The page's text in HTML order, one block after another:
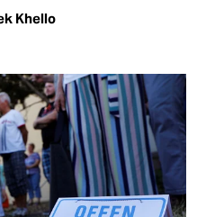
Khello